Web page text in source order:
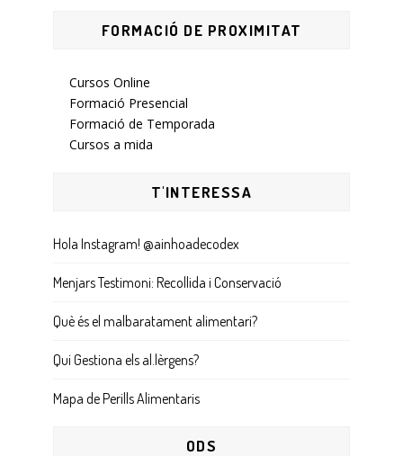
FORMACIÓ DE PROXIMITAT
Cursos Online
Formació Presencial
Formació de Temporada
Cursos a mida
T'INTERESSA
Hola Instagram! @ainhoadecodex
Menjars Testimoni: Recollida i Conservació
Què és el malbaratament alimentari?
Qui Gestiona els al.lèrgens?
Mapa de Perills Alimentaris
ODS